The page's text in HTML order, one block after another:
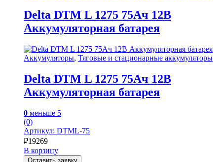
Delta DTM L 1275 75Ач 12В
Аккумуляторная батарея
Аккумуляторы, Тяговые и стационарные аккумуляторы
Delta DTM L 1275 75Ач 12В
Аккумуляторная батарея
0 меньше 5
(0)
Артикул: DTML-75
₽19269
В корзину
Оставить заявку